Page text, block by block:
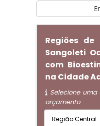
Regiões
Sangoleti
com
na Cidade
Selecione
orçamento
Região Central